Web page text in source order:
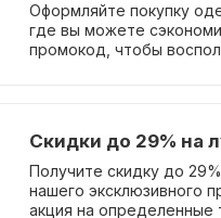
Оформляйте покупку
где вы можете
промокод, чтобы
Скидки до 29% на
Получите скидку до
нашего эксклюзивного
акция на